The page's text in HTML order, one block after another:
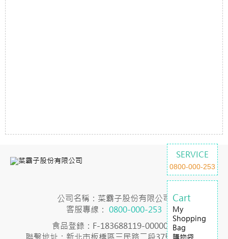
SERVICE
0800-000-253
Cart
My
Shopping
Bag
購物袋
公司名稱：菜霸子股份有限公司
客服專線： 0800-000-253
食品登錄：F-183688119-00000-7
聯繫地址：新北市板橋區三民路二段37號23樓之2